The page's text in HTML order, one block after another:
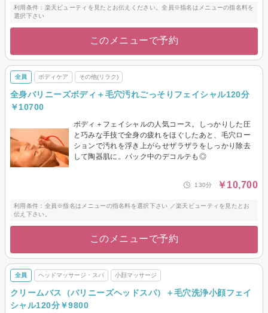
利用条件：楽天ビューティを見たとお伝えください。全員※指名はメニューの指名料を
選択下さい
このメニューで予約
全員 ボディケア その他(リラク)
全身バリニーズボディ＋毛穴汚れごっそりフェイシャル120分
￥10700
ボディ＋フェイシャルの人気コース。しっかりした圧
と巧みな手技で全身の疲れをほぐしたあと、毛穴ロー
ションで汚れを浮き上がらせザラザラをしっかり除去
して陶器肌に。パック中のデコルテも◎
130分 ￥10,700
利用条件：全員※指名はメニューの指名料を選択下さい ／楽天ビューティを見たとお
伝え下さい。
このメニューで予約
全員 ヘッドマッサージ・スパ 小顔マッサージ
クリームバス（バリニーズヘッドスパ）＋毛穴洗浄小顔フェイ
シャル120分￥9800